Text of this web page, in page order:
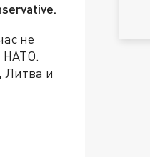
не
НАТО.
Литва и